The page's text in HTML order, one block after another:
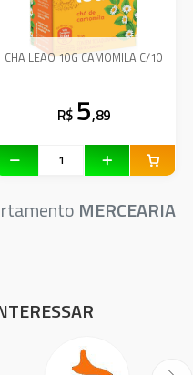
CHA LEAO 10G CAMOMILA C/10
R$ 5,89
MERCEARIA